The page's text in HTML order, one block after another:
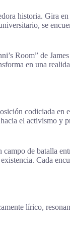
historia. Gira
se
Room” de
en una
codiciada en
el activismo y
de batalla
Cada
lírico,